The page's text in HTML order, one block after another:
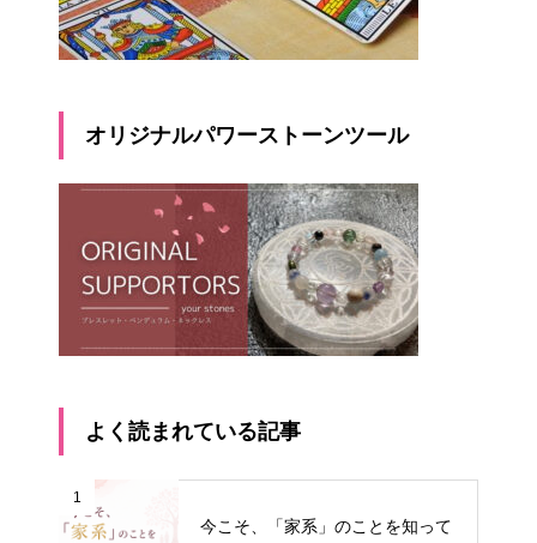
オリジナルパワーストーンツール
よく読まれている記事
1
今こそ、「家系」のことを知って